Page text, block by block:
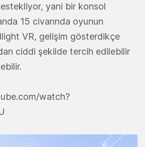
yani bir konsol
15 civarında oyunun
VR, gelişim gösterdikçe
ciddi şekilde tercih edilebilir
watch?